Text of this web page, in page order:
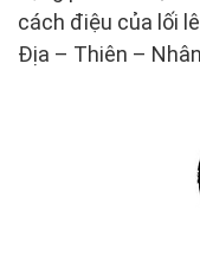
cách điệu của lối
Địa – Thiên –